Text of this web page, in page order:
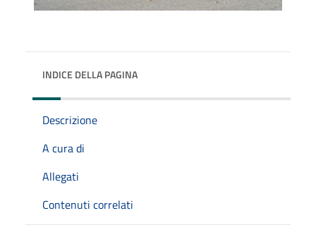
INDICE DELLA PAGINA
Descrizione
A cura di
Allegati
Contenuti correlati